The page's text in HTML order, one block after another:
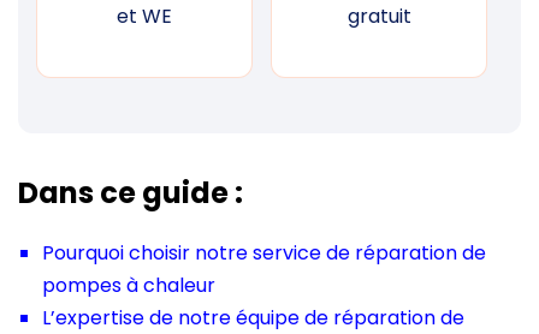
et WE
gratuit
Dans ce guide :
Pourquoi choisir notre service de réparation de
pompes à chaleur
L’expertise de notre équipe de réparation de